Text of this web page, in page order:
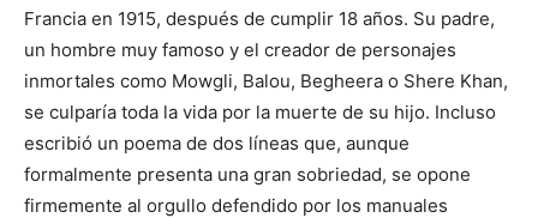
Francia en 1915, después de cumplir 18 años. Su padre,
un hombre muy famoso y el creador de personajes
inmortales como Mowgli, Balou, Begheera o Shere Khan,
se culparía toda la vida por la muerte de su hijo. Incluso
escribió un poema de dos líneas que, aunque
formalmente presenta una gran sobriedad, se opone
firmemente al orgullo defendido por los manuales